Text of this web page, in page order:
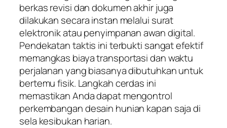
berkas revisi dan dokumen akhir juga
dilakukan secara instan melalui surat
elektronik atau penyimpanan awan digital.
Pendekatan taktis ini terbukti sangat efektif
memangkas biaya transportasi dan waktu
perjalanan yang biasanya dibutuhkan untuk
bertemu fisik. Langkah cerdas ini
memastikan Anda dapat mengontrol
perkembangan desain hunian kapan saja di
sela kesibukan harian.